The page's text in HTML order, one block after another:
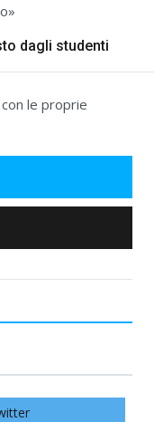
dagli studenti
le proprie